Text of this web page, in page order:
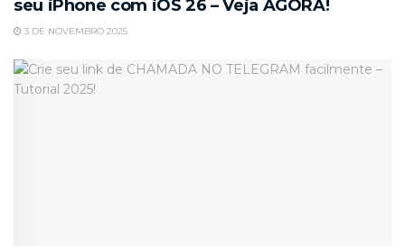
seu iPhone com iOS 26 – Veja AGORA!
3 DE NOVEMBRO 2025